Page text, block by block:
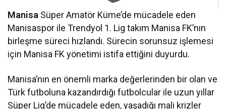
Manisa Süper Amatör Küme’de mücadele eden
Manisaspor ile Trendyol 1. Lig takım Manisa FK’nın
birleşme süreci hızlandı. Sürecin sorunsuz işlemesi
için Manisa FK yönetimi istifa ettiğini duyurdu.
Manisa’nın en önemli marka değerlerinden bir olan ve
Türk futboluna kazandırdığı futbolcular ile uzun yıllar
Süper Lig’de mücadele eden, yaşadığı mali krizler